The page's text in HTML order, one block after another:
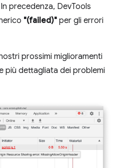
precedenza, DevTools
"(failed)" per gli errori
prossimi miglioramenti
più dettagliata dei problemi